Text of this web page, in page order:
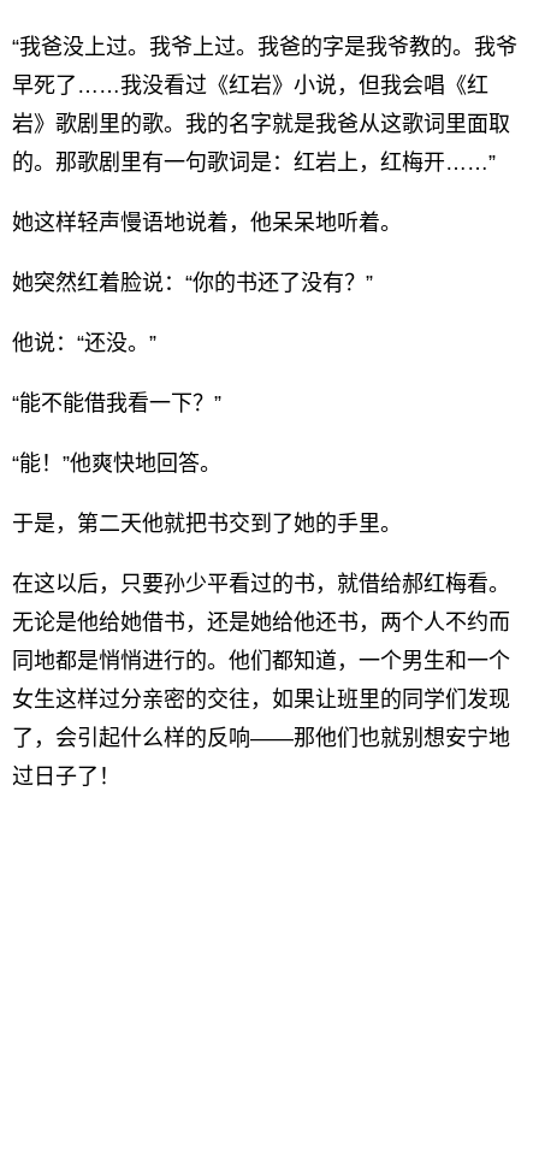
“我爸没上过。我爷上过。我爸的字是我爷教的。我爷
早死了……我没看过《红岩》小说，但我会唱《红
岩》歌剧里的歌。我的名字就是我爸从这歌词里面取
的。那歌剧里有一句歌词是：红岩上，红梅开……”
她这样轻声慢语地说着，他呆呆地听着。
她突然红着脸说：“你的书还了没有？”
他说：“还没。”
“能不能借我看一下？”
“能！”他爽快地回答。
于是，第二天他就把书交到了她的手里。
在这以后，只要孙少平看过的书，就借给郝红梅看。
无论是他给她借书，还是她给他还书，两个人不约而
同地都是悄悄进行的。他们都知道，一个男生和一个
女生这样过分亲密的交往，如果让班里的同学们发现
了，会引起什么样的反响——那他们也就别想安宁地
过日子了！